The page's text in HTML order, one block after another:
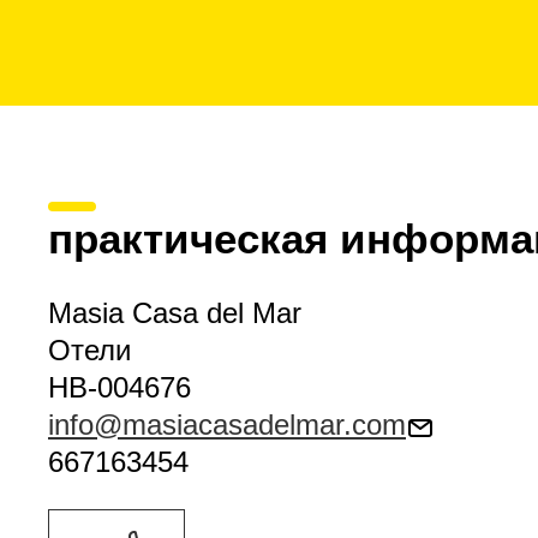
практическая
Masia Casa del Mar
Отели
HB-004676
info@masiacasadelmar.com
667163454